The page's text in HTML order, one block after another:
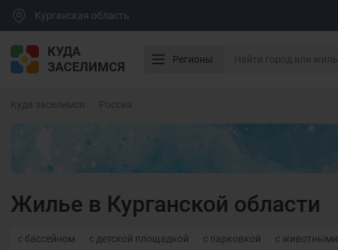
Курганская область
КУДА
ЗАСЕЛИМСЯ
Регионы
Куда заселимся Россия
Жилье в Курганской области
с бассейном с детской площадкой с парковкой с животными